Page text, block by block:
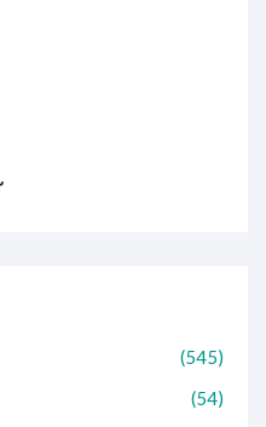
(545)
(54)